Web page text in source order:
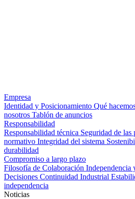
Empresa
Identidad y Posicionamiento Qué
nosotros Tablón de anuncios
Responsabilidad
Responsabilidad técnica Seguridad de
normativo Integridad del sistema
durabilidad
Compromiso a largo plazo
Filosofía de Colaboración Independencia
Decisiones Continuidad Industrial
independencia
Noticias